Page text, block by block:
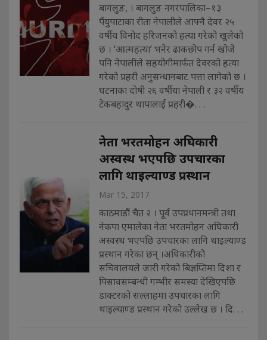
बागलुङ, । बागलुङ नगरपालिका–१३
पैंयुपाटाका रीता नेपालीले आफ्नै देवर २५
वर्षीय विनोद हरिजनको हत्या गरेको खुलेको
छ । ‘आत्महत्या’ भनेर ढाकछोप गर्न खोजे
पनि नेपालीले सहयोगीमार्फत देवरको हत्या
गरेको प्रहरी अनुसन्धानबाट पत्ता लागेको छ ।
घटनाका दोषी २६ वर्षीया नेपाली र ३२ वर्षीय
टेकबहादुर थापालाई प्रहरी�. . .
नेता भरतमोहन अघिकारी
अस्वस्थ भएपछि उपचारका
लागि थाइल्याण्ड प्रस्थान
Mar 15, 2017
काठमाडौं चैत २ । पूर्व उपप्रधानमन्त्री तथा
नेकपा एमालेका नेता भरतमोहन अघिकारी
अस्वस्थ भएपछि उपचारका लागि थाइल्याण्ड
प्रस्थान गरेका छन् ।अधिकारीको
सचिवालयले जारी गरेको बिज्ञप्तिमा दिशा र
पिसावसम्बन्धी गम्भीर समस्या देखिएपछि
डाक्टरको सल्लाहमा उपचारका लागि
थाइल्याण्ड प्रस्थान गरेको उल्लेख छ । दि. . .